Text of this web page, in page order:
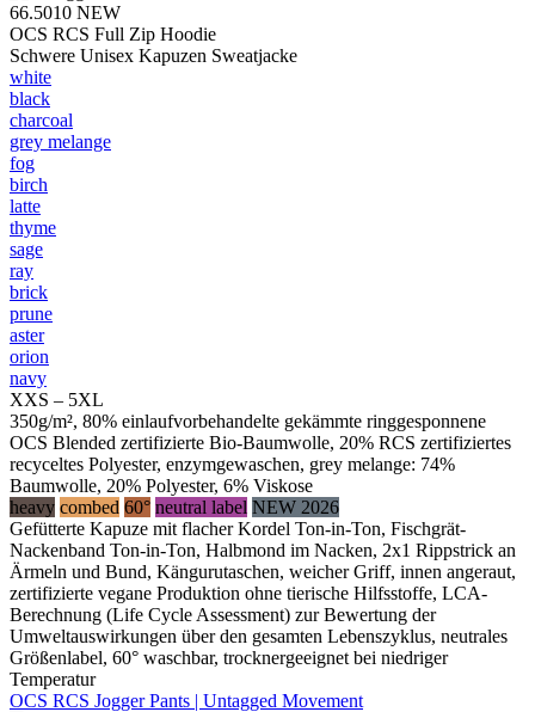
66.5010 NEW
OCS RCS Full Zip Hoodie
Schwere Unisex Kapuzen Sweatjacke
white
black
charcoal
grey melange
fog
birch
latte
thyme
sage
ray
brick
prune
aster
orion
navy
XXS – 5XL
350g/m², 80% einlaufvorbehandelte gekämmte ringgesponnene
OCS Blended zertifizierte Bio-Baumwolle, 20% RCS zertifiziertes
recyceltes Polyester, enzymgewaschen, grey melange: 74%
Baumwolle, 20% Polyester, 6% Viskose
heavy combed 60° neutral label NEW 2026
Gefütterte Kapuze mit flacher Kordel Ton-in-Ton, Fischgrät-
Nackenband Ton-in-Ton, Halbmond im Nacken, 2x1 Rippstrick an
Ärmeln und Bund, Kängurutaschen, weicher Griff, innen angeraut,
zertifizierte vegane Produktion ohne tierische Hilfsstoffe, LCA-
Berechnung (Life Cycle Assessment) zur Bewertung der
Umweltauswirkungen über den gesamten Lebenszyklus, neutrales
Größenlabel, 60° waschbar, trocknergeeignet bei niedriger
Temperatur
OCS RCS Jogger Pants | Untagged Movement